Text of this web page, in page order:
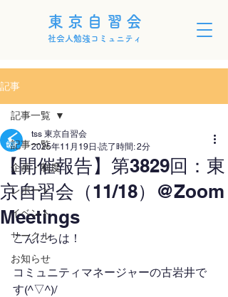
東京自習会
社会人勉強コミュニティ
記事
記事一覧
企画・制度
レポート
イベント
サークル
お知らせ
記事一覧
【開催報告】第3829回：東
京自習会（11/18）@Zoom
Meetings
tss 東京自習会
2025年11月19日 読了時間: 2分
こんにちは！
コミュニティマネージャーの古岩井で
す(^▽^)/